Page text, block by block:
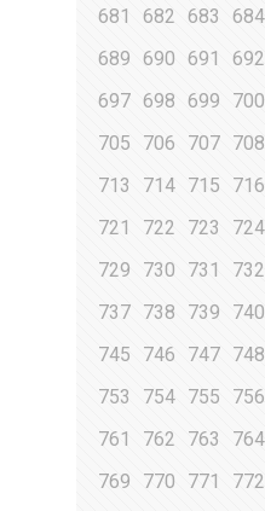
681
682 683 684
689
690 691 692
697 698 699 700
705
706 707 708
713
714 715 716
721
722 723 724
729
730 731 732
737 738 739 740
745
746 747 748
753
754 755 756
761
762 763 764
769
770 771 772